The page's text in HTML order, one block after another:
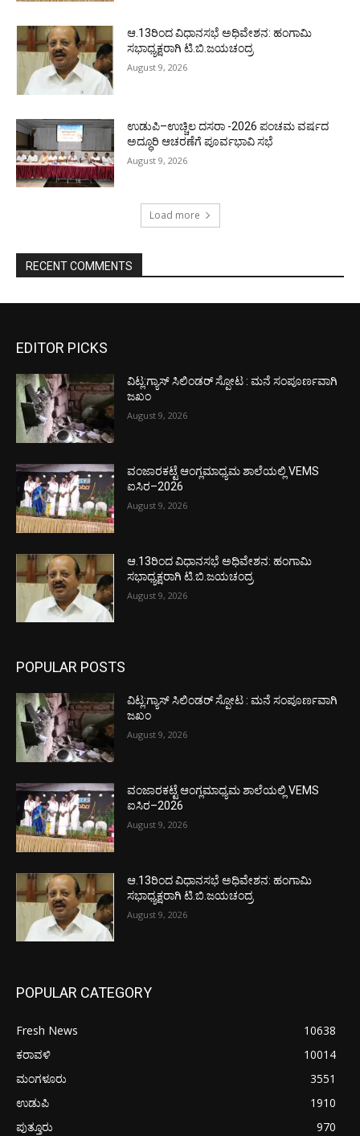
ಆ.13ರಿಂದ ವಿಧಾನಸಭೆ ಅಧಿವೇಶನ: ಹಂಗಾಮಿ
ಸಭಾಧ್ಯಕ್ಷರಾಗಿ ಟಿ.ಬಿ.ಜಯಚಂದ್ರ
August 9, 2026
ಉಡುಪಿ–ಉಚ್ಚಿಲ ದಸರಾ -2026 ಪಂಚಮ ವರ್ಷದ
ಅದ್ಧೂರಿ ಆಚರಣೆಗೆ ಪೂರ್ವಭಾವಿ ಸಭೆ
August 9, 2026
Load more
RECENT COMMENTS
EDITOR PICKS
ವಿಟ್ಲ:ಗ್ಯಾಸ್ ಸಿಲಿಂಡರ್ ಸ್ಪೋಟ : ಮನೆ ಸಂಪೂರ್ಣವಾಗಿ
ಜಖಂ
August 9, 2026
ವಂಜಾರಕಟ್ಟೆ ಆಂಗ್ಲಮಾಧ್ಯಮ ಶಾಲೆಯಲ್ಲಿ VEMS
ಐಸಿರ–2026
August 9, 2026
ಆ.13ರಿಂದ ವಿಧಾನಸಭೆ ಅಧಿವೇಶನ: ಹಂಗಾಮಿ
ಸಭಾಧ್ಯಕ್ಷರಾಗಿ ಟಿ.ಬಿ.ಜಯಚಂದ್ರ
August 9, 2026
POPULAR POSTS
ವಿಟ್ಲ:ಗ್ಯಾಸ್ ಸಿಲಿಂಡರ್ ಸ್ಪೋಟ : ಮನೆ ಸಂಪೂರ್ಣವಾಗಿ
ಜಖಂ
August 9, 2026
ವಂಜಾರಕಟ್ಟೆ ಆಂಗ್ಲಮಾಧ್ಯಮ ಶಾಲೆಯಲ್ಲಿ VEMS
ಐಸಿರ–2026
August 9, 2026
ಆ.13ರಿಂದ ವಿಧಾನಸಭೆ ಅಧಿವೇಶನ: ಹಂಗಾಮಿ
ಸಭಾಧ್ಯಕ್ಷರಾಗಿ ಟಿ.ಬಿ.ಜಯಚಂದ್ರ
August 9, 2026
POPULAR CATEGORY
Fresh News
10638
ಕರಾವಳಿ
10014
ಮಂಗಳೂರು
3551
ಉಡುಪಿ
1910
ಪುತ್ತೂರು
970